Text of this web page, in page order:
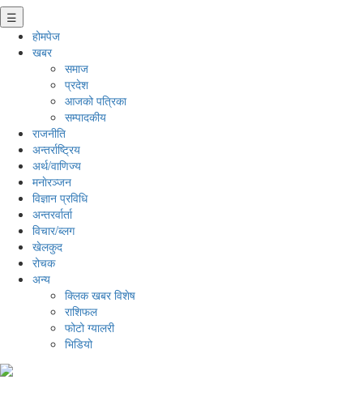
☰
होमपेज
खबर
समाज
प्रदेश
आजको पत्रिका
सम्पादकीय
राजनीति
अन्तर्राष्ट्रिय
अर्थ/वाणिज्य
मनाेरञ्जन
विज्ञान प्रविधि
अन्तरर्वार्ता
विचार/ब्लग
खेलकुद
रोचक
अन्य
क्लिक खबर विशेष
राशिफल
फोटो ग्यालरी
भिडियो